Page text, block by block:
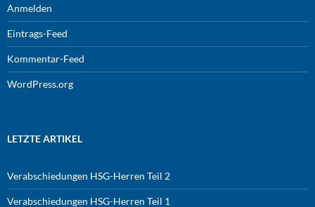
Anmelden
Eintrags-Feed
Kommentar-Feed
WordPress.org
LETZTE ARTIKEL
Verabschiedungen HSG-Herren Teil 2
Verabschiedungen HSG-Herren Teil 1